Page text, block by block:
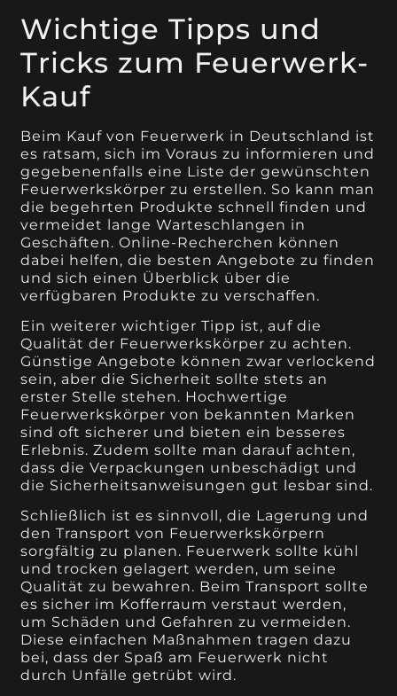
Wichtige Tipps und
Tricks zum Feuerwerk-
Kauf
Beim Kauf von Feuerwerk in Deutschland ist
es ratsam, sich im Voraus zu informieren und
gegebenenfalls eine Liste der gewünschten
Feuerwerkskörper zu erstellen. So kann man
die begehrten Produkte schnell finden und
vermeidet lange Warteschlangen in
Geschäften. Online-Recherchen können
dabei helfen, die besten Angebote zu finden
und sich einen Überblick über die
verfügbaren Produkte zu verschaffen.
Ein weiterer wichtiger Tipp ist, auf die
Qualität der Feuerwerkskörper zu achten.
Günstige Angebote können zwar verlockend
sein, aber die Sicherheit sollte stets an
erster Stelle stehen. Hochwertige
Feuerwerkskörper von bekannten Marken
sind oft sicherer und bieten ein besseres
Erlebnis. Zudem sollte man darauf achten,
dass die Verpackungen unbeschädigt und
die Sicherheitsanweisungen gut lesbar sind.
Schließlich ist es sinnvoll, die Lagerung und
den Transport von Feuerwerkskörpern
sorgfältig zu planen. Feuerwerk sollte kühl
und trocken gelagert werden, um seine
Qualität zu bewahren. Beim Transport sollte
es sicher im Kofferraum verstaut werden,
um Schäden und Gefahren zu vermeiden.
Diese einfachen Maßnahmen tragen dazu
bei, dass der Spaß am Feuerwerk nicht
durch Unfälle getrübt wird.